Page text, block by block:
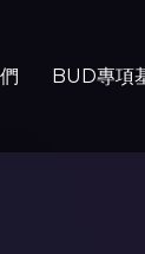
BUD專項